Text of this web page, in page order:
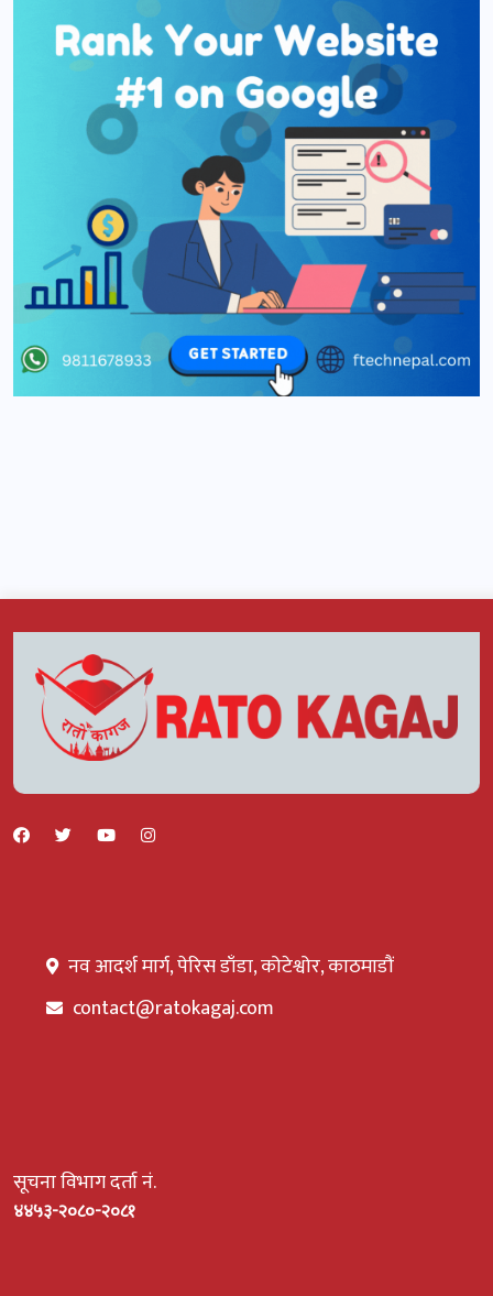
नव आदर्श मार्ग, पेरिस डाँडा, कोटेश्वोर, काठमाडौं
contact@ratokagaj.com
सूचना विभाग दर्ता नं.
४४५३-२०८०-२०८१